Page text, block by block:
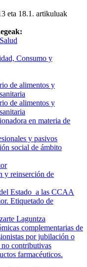
eta 18.1. artikuluak
Consumo y
de alimentos y
de alimentos y
en materia de
y pasivos
social de ámbito
y reinserción de
Estado a las CCAA
Etiquetado de
Laguntza
complementarias de
por jubilación o
contributivas
farmacéuticos.